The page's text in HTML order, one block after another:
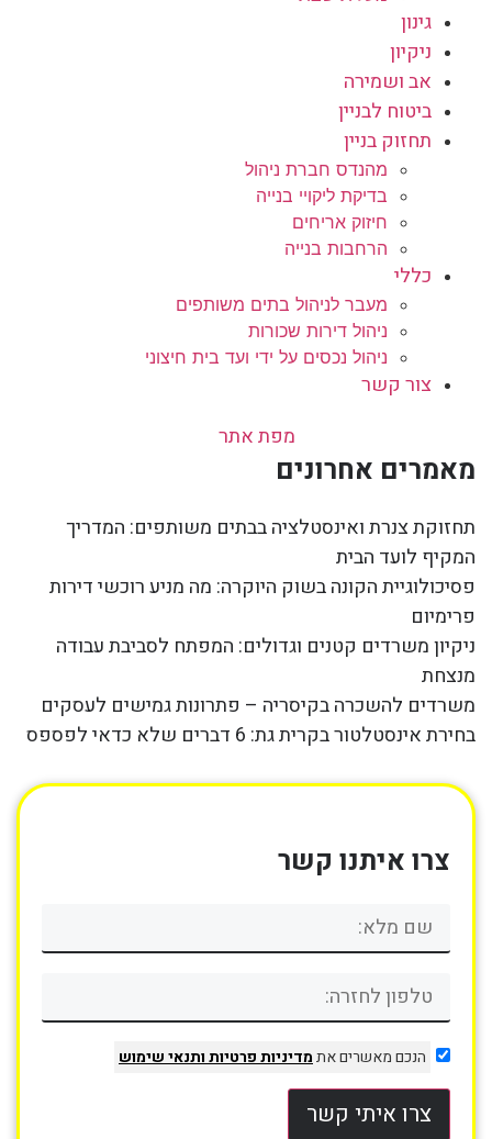
גינון
ניקיון
אב ושמירה
ביטוח לבניין
תחזוק בניין
מהנדס חברת ניהול
בדיקת ליקויי בנייה
חיזוק אריחים
הרחבות בנייה
כללי
מעבר לניהול בתים משותפים
ניהול דירות שכורות
ניהול נכסים על ידי ועד בית חיצוני
צור קשר
מפת אתר
מאמרים אחרונים
תחזוקת צנרת ואינסטלציה בבתים משותפים: המדריך
המקיף לועד הבית
פסיכולוגיית הקונה בשוק היוקרה: מה מניע רוכשי דירות
פרימיום
ניקיון משרדים קטנים וגדולים: המפתח לסביבת עבודה
מנצחת
משרדים להשכרה בקיסריה – פתרונות גמישים לעסקים
בחירת אינסטלטור בקרית גת: 6 דברים שלא כדאי לפספס
צרו איתנו קשר
הנכם מאשרים אתמדיניות פרטיותותנאי שימוש
צרו איתי קשר